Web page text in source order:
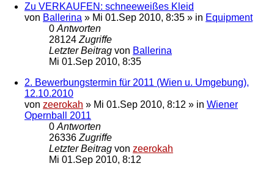
Zu VERKAUFEN: schneeweißes Kleid
von Ballerina » Mi 01.Sep 2010, 8:35 » in Equipment
0 Antworten
28124 Zugriffe
Letzter Beitrag von Ballerina
Mi 01.Sep 2010, 8:35
2. Bewerbungstermin für 2011 (Wien u. Umgebung),
12.10.2010
von zeerokah » Mi 01.Sep 2010, 8:12 » in Wiener
Opernball 2011
0 Antworten
26336 Zugriffe
Letzter Beitrag von zeerokah
Mi 01.Sep 2010, 8:12